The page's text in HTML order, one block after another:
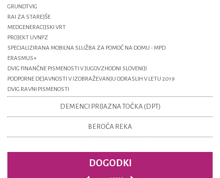
GRUNDTVIG
RAI ZA STAREJŠE
MEDGENERACIJSKI VRT
PROJEKT UVNPZ
SPECIALIZIRANA MOBILNA SLUŽBA ZA POMOČ NA DOMU - MPD
ERASMUS+
DVIG FINANČNE PISMENOSTI V JUGOVZHODNI SLOVENIJI
PODPORNE DEJAVNOSTI V IZOBRAŽEVANJU ODRASLIH V LETU 2019
DVIG RAVNI PISMENOSTI
DEMENCI PRIJAZNA TOČKA (DPT)
BEROČA REKA
DOGODKI